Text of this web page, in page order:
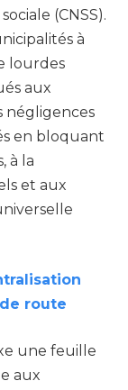
(CNSS).
à
lourdes
aux
négligences
en bloquant
à la
et aux
route
une feuille
aux